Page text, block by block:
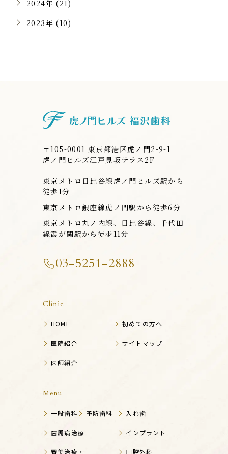
2024年 (21)
2023年 (10)
〒105-0001 東京都港区虎ノ門2-9-1
虎ノ門ヒルズ江戸見坂テラス2F
東京メトロ日比谷線虎ノ門ヒルズ駅から
徒歩1分
東京メトロ銀座線虎ノ門駅から徒歩6分
東京メトロ丸ノ内線、日比谷線、千代田
線霞が関駅から徒歩11分
03-5251-2888
Clinic
HOME
医院紹介
医師紹介
初めての方へ
サイトマップ
Menu
一般歯科 予防歯科
歯周病治療
審美治療・
入れ歯
インプラント
口腔外科